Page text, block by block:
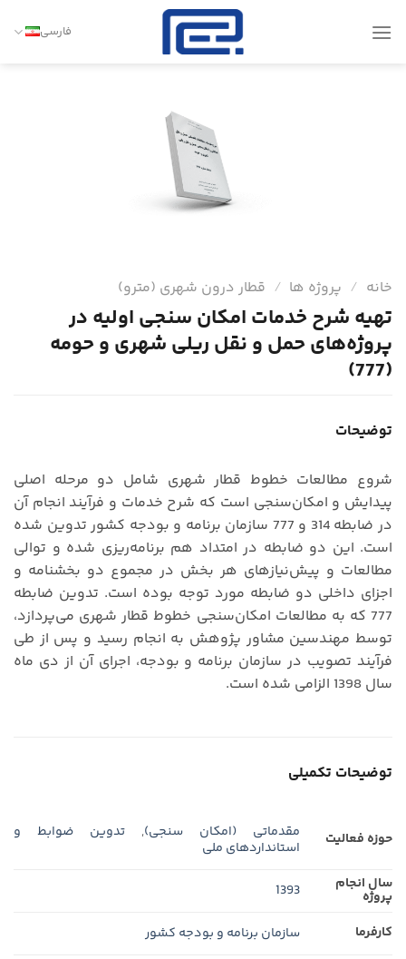
فارسی
خانه / پروژه ها / قطار درون شهری (مترو)
تهیه شرح خدمات امكان سنجی اولیه در
پروژه‌های حمل و نقل ریلی شهری و حومه
(777)
توضیحات
شروع مطالعات خطوط قطار شهری شامل دو مرحله اصلی
پیدایش و امکان‌سنجی است که شرح خدمات و فرآیند انجام آن
در ضابطه 314 و 777 سازمان برنامه و بودجه کشور تدوین شده
است. این دو ضابطه در امتداد هم برنامه‌ریزی شده و توالی
مطالعات و پیش‌نیازهای هر بخش در مجموع دو بخشنامه و
اجزای داخلی دو ضابطه مورد توجه بوده است. تدوین ضابطه
777 که به مطالعات امکان‌سنجی خطوط قطار شهری می‌پردازد،
توسط مهندسین مشاور پژوهش به انجام رسید و پس از طی
فرآیند تصویب در سازمان برنامه و بودجه، اجرای آن از دی ماه
سال 1398 الزامی شده است.
توضیحات تکمیلی
حوزه فعالیت مقدماتی (امکان سنجی),تدوین ضوابط و
استانداردهای ملی
سال انجام
پروژه 1393
کارفرما سازمان برنامه و بودجه كشور